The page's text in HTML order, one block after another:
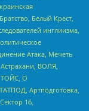
Белый Крест,
инглиизма,
Атака, Мечеть
ВОЛЯ,
ТОЙС, О
Артподготовка,
16,